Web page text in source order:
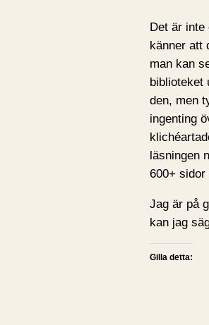
Det är inte
känner att
man kan
biblioteket
den, men
ingenting
läsningen
600+
Jag är på
kan jag
Gilla detta: